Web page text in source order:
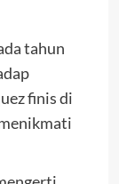
tahun
finis di